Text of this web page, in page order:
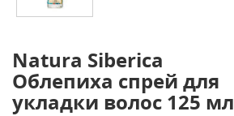
Natura Siberica
Облепиха спрей для
укладки волос 125 мл